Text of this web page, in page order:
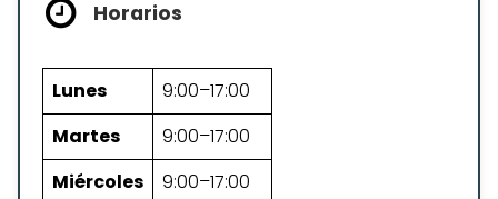
Horarios
Lunes
9:00–17:00
Martes
9:00–17:00
Miércoles
9:00–17:00